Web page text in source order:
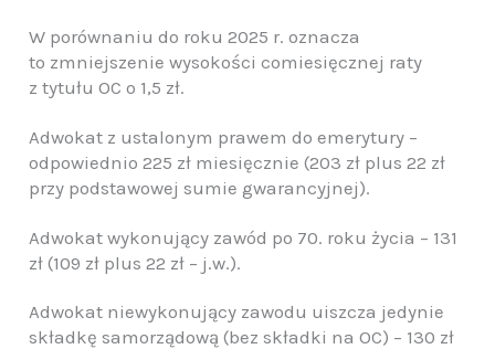
W porównaniu do roku 2025 r. oznacza
to zmniejszenie wysokości comiesięcznej raty
z tytułu OC o 1,5 zł.
Adwokat z ustalonym prawem do emerytury –
odpowiednio 225 zł miesięcznie (203 zł plus 22 zł
przy podstawowej sumie gwarancyjnej).
Adwokat wykonujący zawód po 70. roku życia – 131
zł (109 zł plus 22 zł – j.w.).
Adwokat niewykonujący zawodu uiszcza jedynie
składkę samorządową (bez składki na OC) – 130 zł